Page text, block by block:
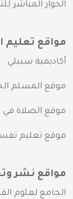
الحوار المباشر
مواقع تعليم
أكاديمية سبيلي
موقع المسلم
موقع الصلاة في
موقع تعليم
مواقع نشر
الجامع لعلوم